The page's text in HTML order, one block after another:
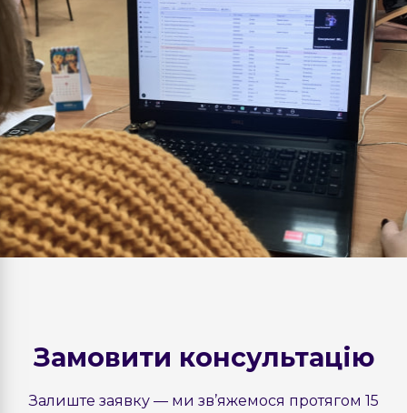
Замовити консультацію
Залиште заявку — ми зв’яжемося протягом 15